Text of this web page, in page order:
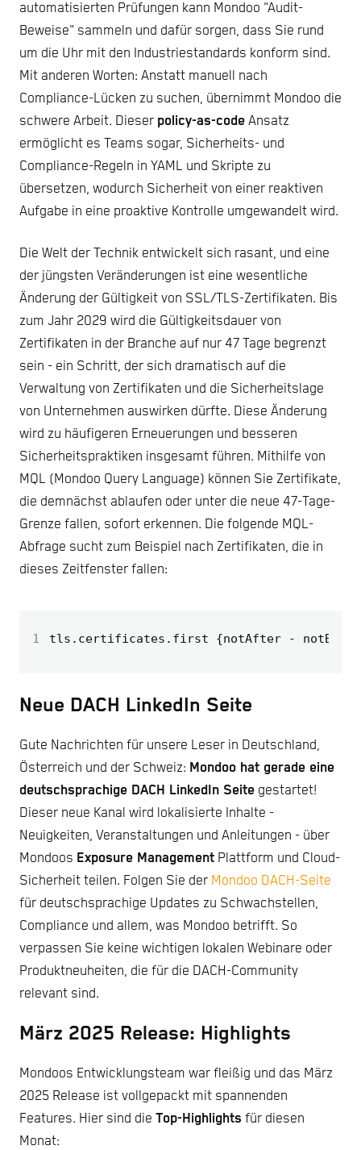
automatisierten Prüfungen kann Mondoo "Audit-
Beweise" sammeln und dafür sorgen, dass Sie rund
um die Uhr mit den Industriestandards konform sind.
Mit anderen Worten: Anstatt manuell nach
Compliance-Lücken zu suchen, übernimmt Mondoo die
schwere Arbeit. Dieser policy-as-code Ansatz
ermöglicht es Teams sogar, Sicherheits- und
Compliance-Regeln in YAML und Skripte zu
übersetzen, wodurch Sicherheit von einer reaktiven
Aufgabe in eine proaktive Kontrolle umgewandelt wird.
Die Welt der Technik entwickelt sich rasant, und eine
der jüngsten Veränderungen ist eine wesentliche
Änderung der Gültigkeit von SSL/TLS-Zertifikaten. Bis
zum Jahr 2029 wird die Gültigkeitsdauer von
Zertifikaten in der Branche auf nur 47 Tage begrenzt
sein - ein Schritt, der sich dramatisch auf die
Verwaltung von Zertifikaten und die Sicherheitslage
von Unternehmen auswirken dürfte. Diese Änderung
wird zu häufigeren Erneuerungen und besseren
Sicherheitspraktiken insgesamt führen. Mithilfe von
MQL (Mondoo Query Language) können Sie Zertifikate,
die demnächst ablaufen oder unter die neue 47-Tage-
Grenze fallen, sofort erkennen. Die folgende MQL-
Abfrage sucht zum Beispiel nach Zertifikaten, die in
dieses Zeitfenster fallen:
1 tls.certificates.first {notAfter -
Neue DACH LinkedIn Seite
Gute Nachrichten für unsere Leser in Deutschland,
Österreich und der Schweiz: Mondoo hat gerade eine
deutschsprachige DACH LinkedIn Seite gestartet!
Dieser neue Kanal wird lokalisierte Inhalte -
Neuigkeiten, Veranstaltungen und Anleitungen - über
Mondoos Exposure Management Plattform und Cloud-
Sicherheit teilen. Folgen Sie der Mondoo DACH-Seite
für deutschsprachige Updates zu Schwachstellen,
Compliance und allem, was Mondoo betrifft. So
verpassen Sie keine wichtigen lokalen Webinare oder
Produktneuheiten, die für die DACH-Community
relevant sind.
März 2025 Release: Highlights
Mondoos Entwicklungsteam war fleißig und das März
2025 Release ist vollgepackt mit spannenden
Features. Hier sind die Top-Highlights für diesen
Monat: